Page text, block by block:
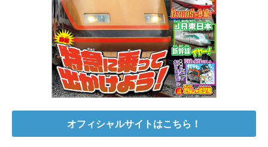
オフィシャルサイトはこちら！